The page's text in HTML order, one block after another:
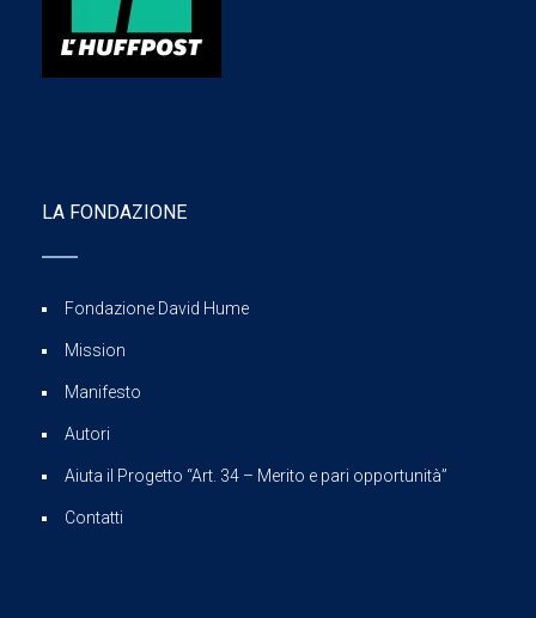
LA FONDAZIONE
Fondazione David Hume
Mission
Manifesto
Autori
Aiuta il Progetto “Art. 34 – Merito e pari opportunità”
Contatti